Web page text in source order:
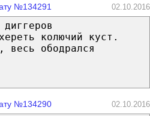
№134291 02.10.2016
колючий куст.
весь ободрался
№134290 02.10.2016